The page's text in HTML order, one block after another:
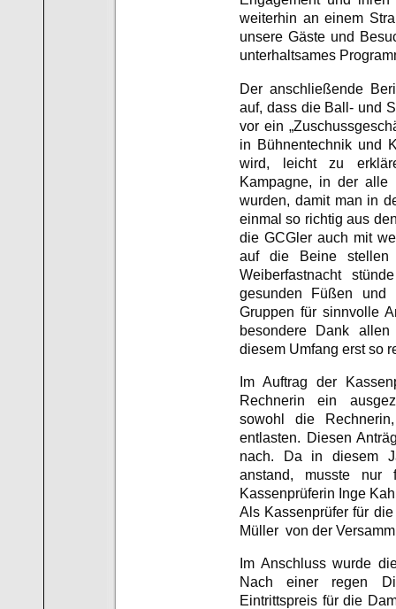
weiterhin an einem
unsere Gäste und
unterhaltsames
Der anschließende
auf, dass die Ball- und
vor ein
in Bühnentechnik und
wird, leicht zu
Kampagne, in der alle
wurden, damit man in
einmal so richtig aus
die GCGler auch mit
auf die Beine
Weiberfastnacht
gesunden Füßen und
Gruppen für sinnvolle
besondere Dank
diesem Umfang erst so
Im Auftrag der
Rechnerin ein
sowohl die
entlasten. Diesen
nach. Da in diesem
anstand, musste nur
Kassenprüferin Inge
Als Kassenprüfer für
Müller von der
Im Anschluss wurde
Nach einer regen
Eintrittspreis für die